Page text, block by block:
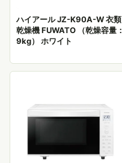
ハイアール JZ-K90A-W 衣類
乾燥機 FUWATO （乾燥容量：
9kg） ホワイト